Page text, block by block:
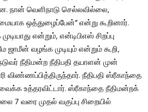
நான் வெளிநாடு செல்லவில்லை,
ஒத்துழைப்பேன்” என்று கூறினார்.
என்றும், என்டிபிஎஸ் சிறப்பு
ஜாமீன் வழங்க முடியும் என்றும் கூறி,
நீதிமன்ற நீதிபதி தயாளன் முன்
விண்ணப்பித்திருந்தார். நீதிபதி ஸ்ரீகாந்தை
உத்தரவிட்டார். ஸ்ரீகாந்தை நீதிமன்றக்
7 வரை முதல் வகுப்பு சிறையில்